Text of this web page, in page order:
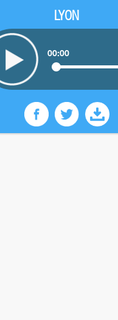
LYON
00:00